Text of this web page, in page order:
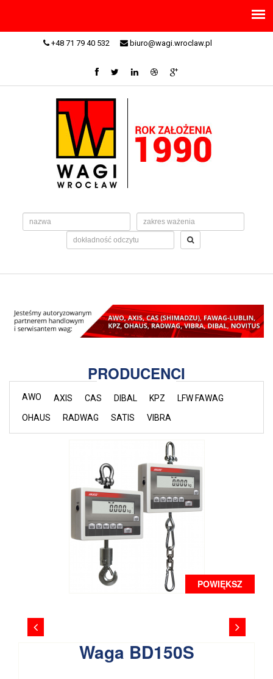
+48 71 79 40 532 biuro@wagi.wroclaw.pl
PRODUCENCI
AWO AXIS CAS DIBAL KPZ
LFW FAWAG
OHAUS
RADWAG SATIS VIBRA
POWIĘKSZ
Waga BD150S